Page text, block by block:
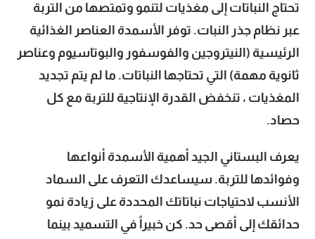
تحتاج النباتات إلى مغذيات لتنمو وتمتصها من التربة
عبر نظام جذر النبات. توفر الأسمدة العناصر الغذائية
الرئيسية (النيتروجين والفوسفور والبوتاسيوم وعناصر
ثانوية مهمة) التي تحتاجها النباتات. ما لم يتم تجديد
المغذيات ، تنخفض القدرة الإنتاجية للتربة مع كل
حصاد.
يعرف البستاني الجيد أهمية الأسمدة أنواعها
وفوائدها للتربة. سيساعدك التعرف على السماد
الأنسب لاحتياجات نباتاتك المحددة على زيادة نمو
حدائقك إلى أقصى حد. كن خبيراً في التسميد بينما